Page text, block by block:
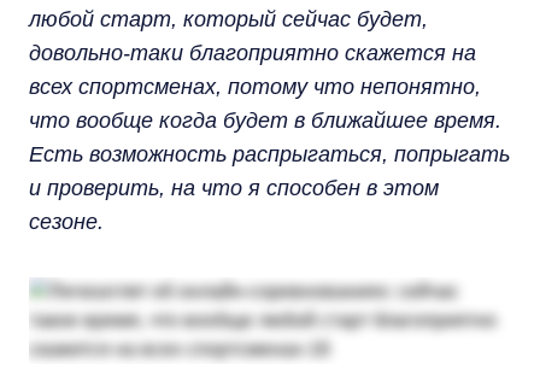
любой старт, который сейчас будет,
довольно-таки благоприятно скажется на
всех спортсменах, потому что непонятно,
что вообще когда будет в ближайшее время.
Есть возможность распрыгаться, попрыгать
и проверить, на что я способен в этом
сезоне.